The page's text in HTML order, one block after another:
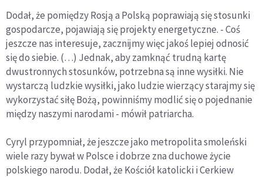
Dodał, że pomiędzy Rosją a Polską poprawiają się stosunki
gospodarcze, pojawiają się projekty energetyczne. - Coś
jeszcze nas interesuje, zacznijmy więc jakoś lepiej odnosić
się do siebie. (…) Jednak, aby zamknąć trudną kartę
dwustronnych stosunków, potrzebna są inne wysiłki. Nie
wystarczą ludzkie wysiłki, jako ludzie wierzący starajmy się
wykorzystać siłę Bożą, powinniśmy modlić się o pojednanie
między naszymi narodami - mówił patriarcha.
Cyryl przypomniał, że jeszcze jako metropolita smoleński
wiele razy bywał w Polsce i dobrze zna duchowe życie
polskiego narodu. Dodał, że Kościół katolicki i Cerkiew